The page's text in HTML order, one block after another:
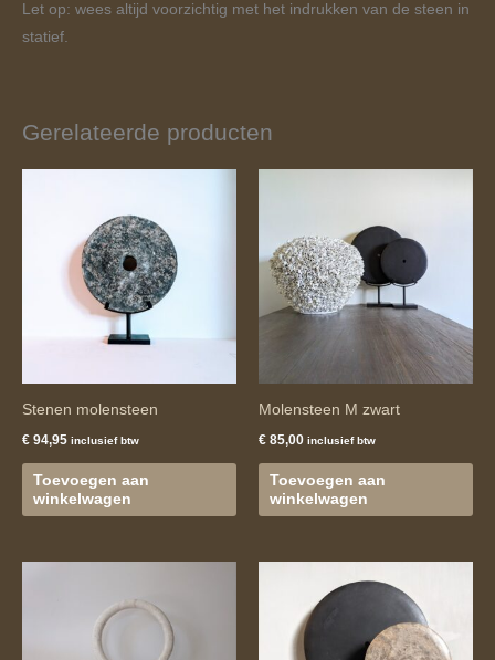
Let op: wees altijd voorzichtig met het indrukken van de steen in
statief.
Gerelateerde producten
Stenen molensteen
€ 94,95 inclusief btw
Toevoegen aan
winkelwagen
Molensteen M zwart
€ 85,00 inclusief btw
Toevoegen aan
winkelwagen